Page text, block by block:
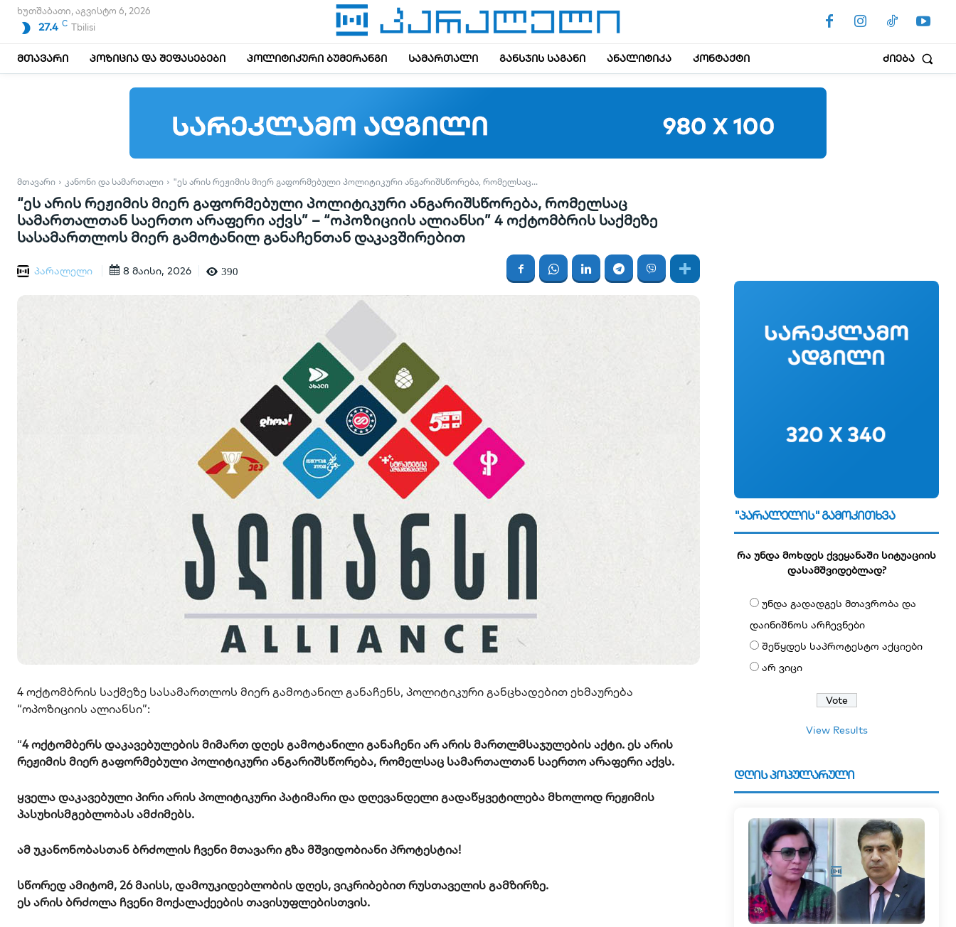
ხუთშაბათი, აგვისტო 6, 2026
27.4 C Tbilisi
მთავარი პოზიცია და შეფასებები პოლიტიკური ბუმერანგი სამართალი განსჯის საგანი ანალიტიკა კონტაქტი ძიება
ᲛᲗᲐᲕᲐᲠᲘ ᲙᲐᲜᲝᲜᲘ ᲓᲐ ᲡᲐᲛᲐᲠᲗᲐᲚᲘ "ᲔᲡ ᲐᲠᲘᲡ ᲠᲔᲟᲘᲛᲘᲡ ᲛᲘᲔᲠ ᲒᲐᲤᲝᲠᲛᲔᲑᲣᲚᲘ ᲞᲝᲚᲘᲢᲘᲙᲣᲠᲘ ᲐᲜᲒᲐᲠᲘᲨᲡᲬᲝᲠᲔᲑᲐ, ᲠᲝᲛᲔᲚᲡᲐᲪ...
“ეს არის რეჟიმის მიერ გაფორმებული პოლიტიკური ანგარიშსწორება, რომელსაც
სამართალთან საერთო არაფერი აქვს” – “ოპოზიციის ალიანსი” 4 ოქტომბრის საქმეზე
სასამართლოს მიერ გამოტანილ განაჩენთან დაკავშირებით
პარალელი 8 მაისი, 2026 390
4 ოქტომბრის საქმეზე სასამართლოს მიერ გამოტანილ განაჩენს, პოლიტიკური განცხადებით ეხმაურება
“ოპოზიციის ალიანსი”:
“4 ოქტომბერს დაკავებულების მიმართ დღეს გამოტანილი განაჩენი არ არის მართლმსაჯულების აქტი. ეს არის
რეჟიმის მიერ გაფორმებული პოლიტიკური ანგარიშსწორება, რომელსაც სამართალთან საერთო არაფერი აქვს.
ყველა დაკავებული პირი არის პოლიტიკური პატიმარი და დღევანდელი გადაწყვეტილება მხოლოდ რეჟიმის
პასუხისმგებლობას ამძიმებს.
ამ უკანონობასთან ბრძოლის ჩვენი მთავარი გზა მშვიდობიანი პროტესტია!
სწორედ ამიტომ, 26 მაისს, დამოუკიდებლობის დღეს, ვიკრიბებით რუსთაველის გამზირზე.
ეს არის ბრძოლა ჩვენი მოქალაქეების თავისუფლებისთვის.
"პარალელის" გამოკითხვა
რა უნდა მოხდეს ქვეყანაში სიტუაციის
დასამშვიდებლად?
უნდა გადადგეს მთავრობა და
დაინიშნოს არჩევნები
შეწყდეს საპროტესტო აქციები
არ ვიცი
View Results
დღის პოპულარული